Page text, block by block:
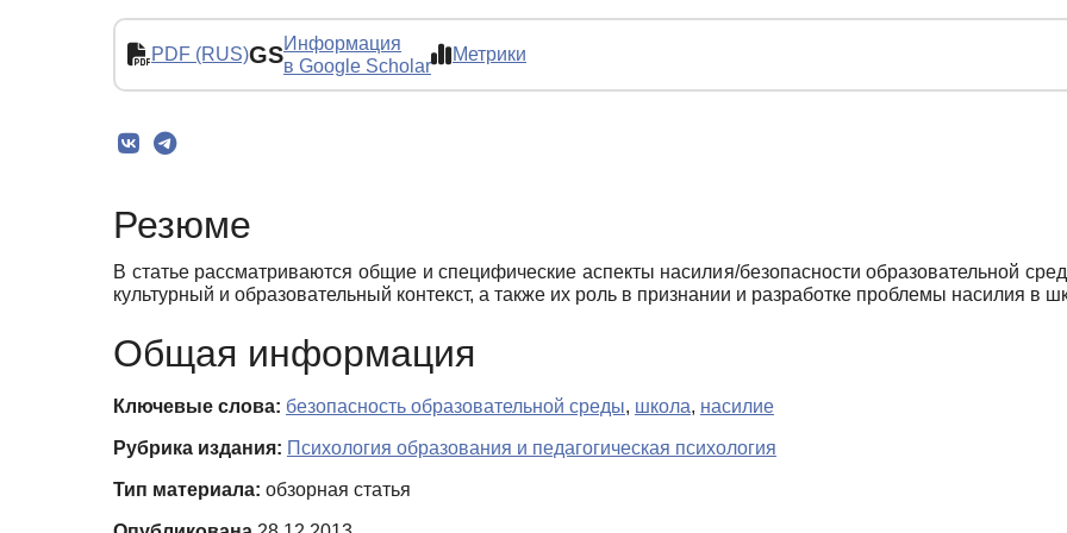
PDF (RUS)GSИнформация
в Google Scholar
Метрики
Резюме
В статье рассматриваются общие и специфические аспекты насилия/безопасности образовательной
культурный и образовательный контекст, а также их роль в признании и разработке проблемы насилия в
Общая информация
Ключевые слова: безопасность образовательной среды, школа, насилие
Рубрика издания: Психология образования и педагогическая психология
Тип материала: обзорная статья